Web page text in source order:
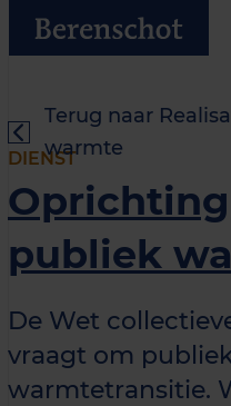
Terug naar
warmte
DIENST
publiek
De Wet
vraagt om
warmtetransitie.